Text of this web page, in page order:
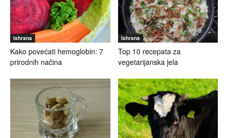
Ishrana
Kako povećati hemoglobin: 7
prirodnih načina
Ishrana
Top 10 recepata za
vegetarijanska jela